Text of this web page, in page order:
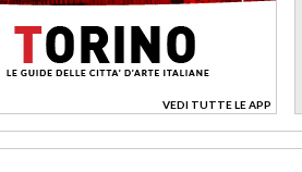
VEDI TUTTE LE APP
>